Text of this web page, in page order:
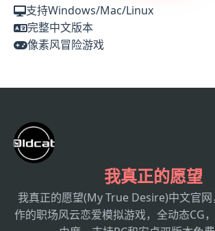
支持Windows/Mac/Linux
完整中文版本
像素风冒险游戏
我真正的愿望
我真正的愿望(My True Desire)中文官
作的职场风云恋爱模拟游戏，全动态CG